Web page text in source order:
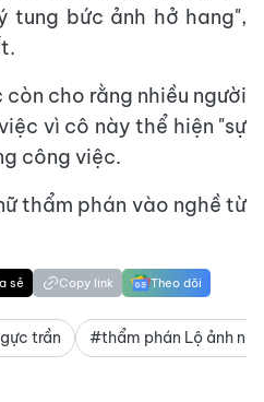
tung bức ảnh hở hang",
cho rằng nhiều người
vì cô này thể hiện "sự
công việc.
thẩm phán vào nghề từ
sẻ Copy link Theo dõi
trần #thẩm phán Lộ ảnh